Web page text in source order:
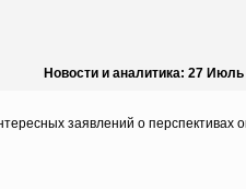
Новости и аналитика: 27 Июль
заявлений о